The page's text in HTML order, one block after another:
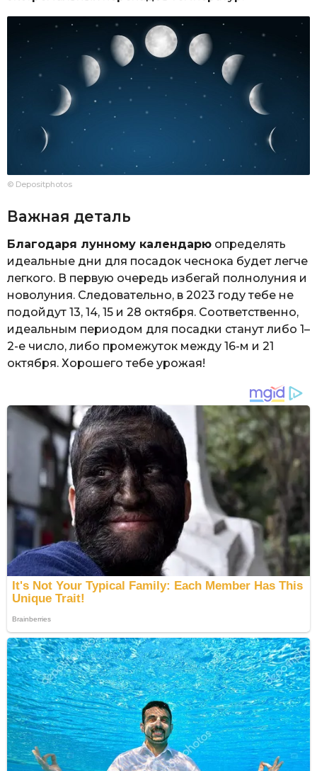
© Depositphotos
Важная деталь
Благодаря лунному календарю определять
идеальные дни для посадок чеснока будет легче
легкого. В первую очередь избегай полнолуния и
новолуния. Следовательно, в 2023 году тебе не
подойдут 13, 14, 15 и 28 октября. Соответственно,
идеальным периодом для посадки станут либо 1–
2-е число, либо промежуток между 16-м и 21
октября. Хорошего тебе урожая!